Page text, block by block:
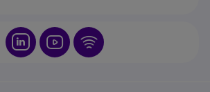
Icon Icon Icon